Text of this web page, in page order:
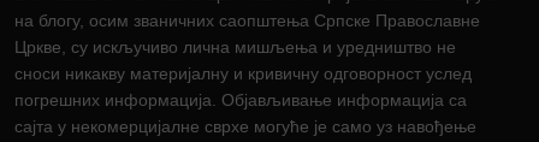
на блогу, осим званичних саопштења Српске Православне
Цркве, су искључиво лична мишљења и уредништво не
сноси никакву материјалну и кривичну одговорност услед
погрешних информација. Објављивање информација са
сајта у некомерцијалне сврхе могуће је само уз навођење